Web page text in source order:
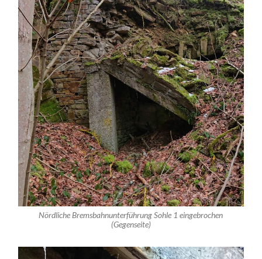
Nördliche Bremsbahnunterführung Sohle 1 eingebrochen
(Gegenseite)